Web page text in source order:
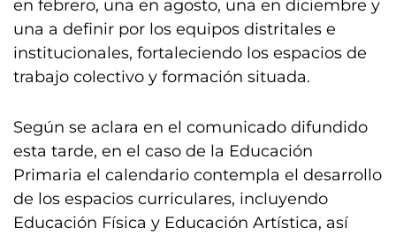
en febrero, una en agosto, una en diciembre y
una a definir por los equipos distritales e
institucionales, fortaleciendo los espacios de
trabajo colectivo y formación situada.
Según se aclara en el comunicado difundido
esta tarde, en el caso de la Educación
Primaria el calendario contempla el desarrollo
de los espacios curriculares, incluyendo
Educación Física y Educación Artística, así